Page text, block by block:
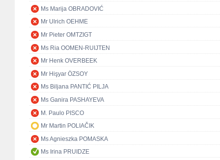
Ms Marija OBRADOVIĆ
Mr Ulrich OEHME
Mr Pieter OMTZIGT
Ms Ria OOMEN-RUIJTEN
Mr Henk OVERBEEK
Mr Hişyar ÖZSOY
Ms Biljana PANTIĆ PILJA
Ms Ganira PASHAYEVA
M. Paulo PISCO
Mr Martin POLIAČIK
Ms Agnieszka POMASKA
Ms Irina PRUIDZE